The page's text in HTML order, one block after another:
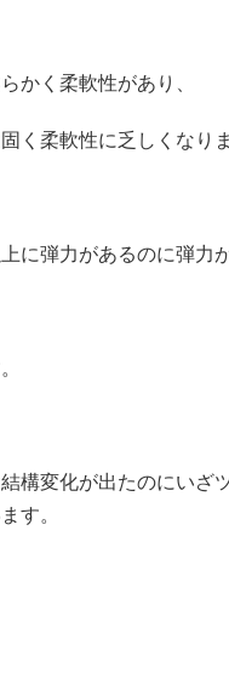
かく柔軟性があり、
く柔軟性に乏しくなりま
に弾力があるのに弾力
構変化が出たのにいざ
す。